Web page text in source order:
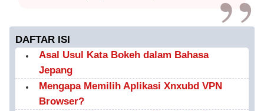
DAFTAR ISI
Asal Usul Kata Bokeh dalam Bahasa
Jepang
Mengapa Memilih Aplikasi Xnxubd VPN
Browser?